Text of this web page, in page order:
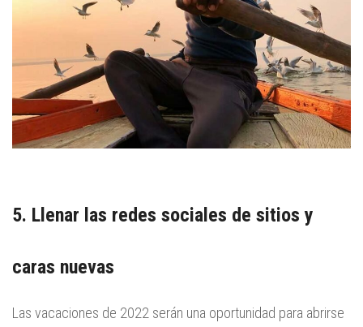
5. Llenar las redes sociales de sitios y
caras nuevas
Las vacaciones de 2022 serán una oportunidad para abrirse